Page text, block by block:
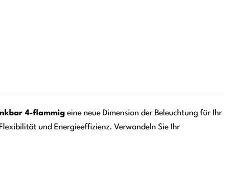
4-flammig eine neue Dimension der Beleuchtung für Ihr
und Energieeffizienz. Verwandeln Sie Ihr